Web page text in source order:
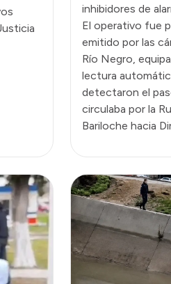
inhibidores de
El operativo fue
emitido por las
Río Negro,
lectura
detectaron el
circulaba por la
Bariloche hacia